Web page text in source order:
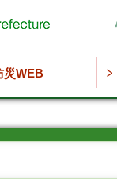
災WEB